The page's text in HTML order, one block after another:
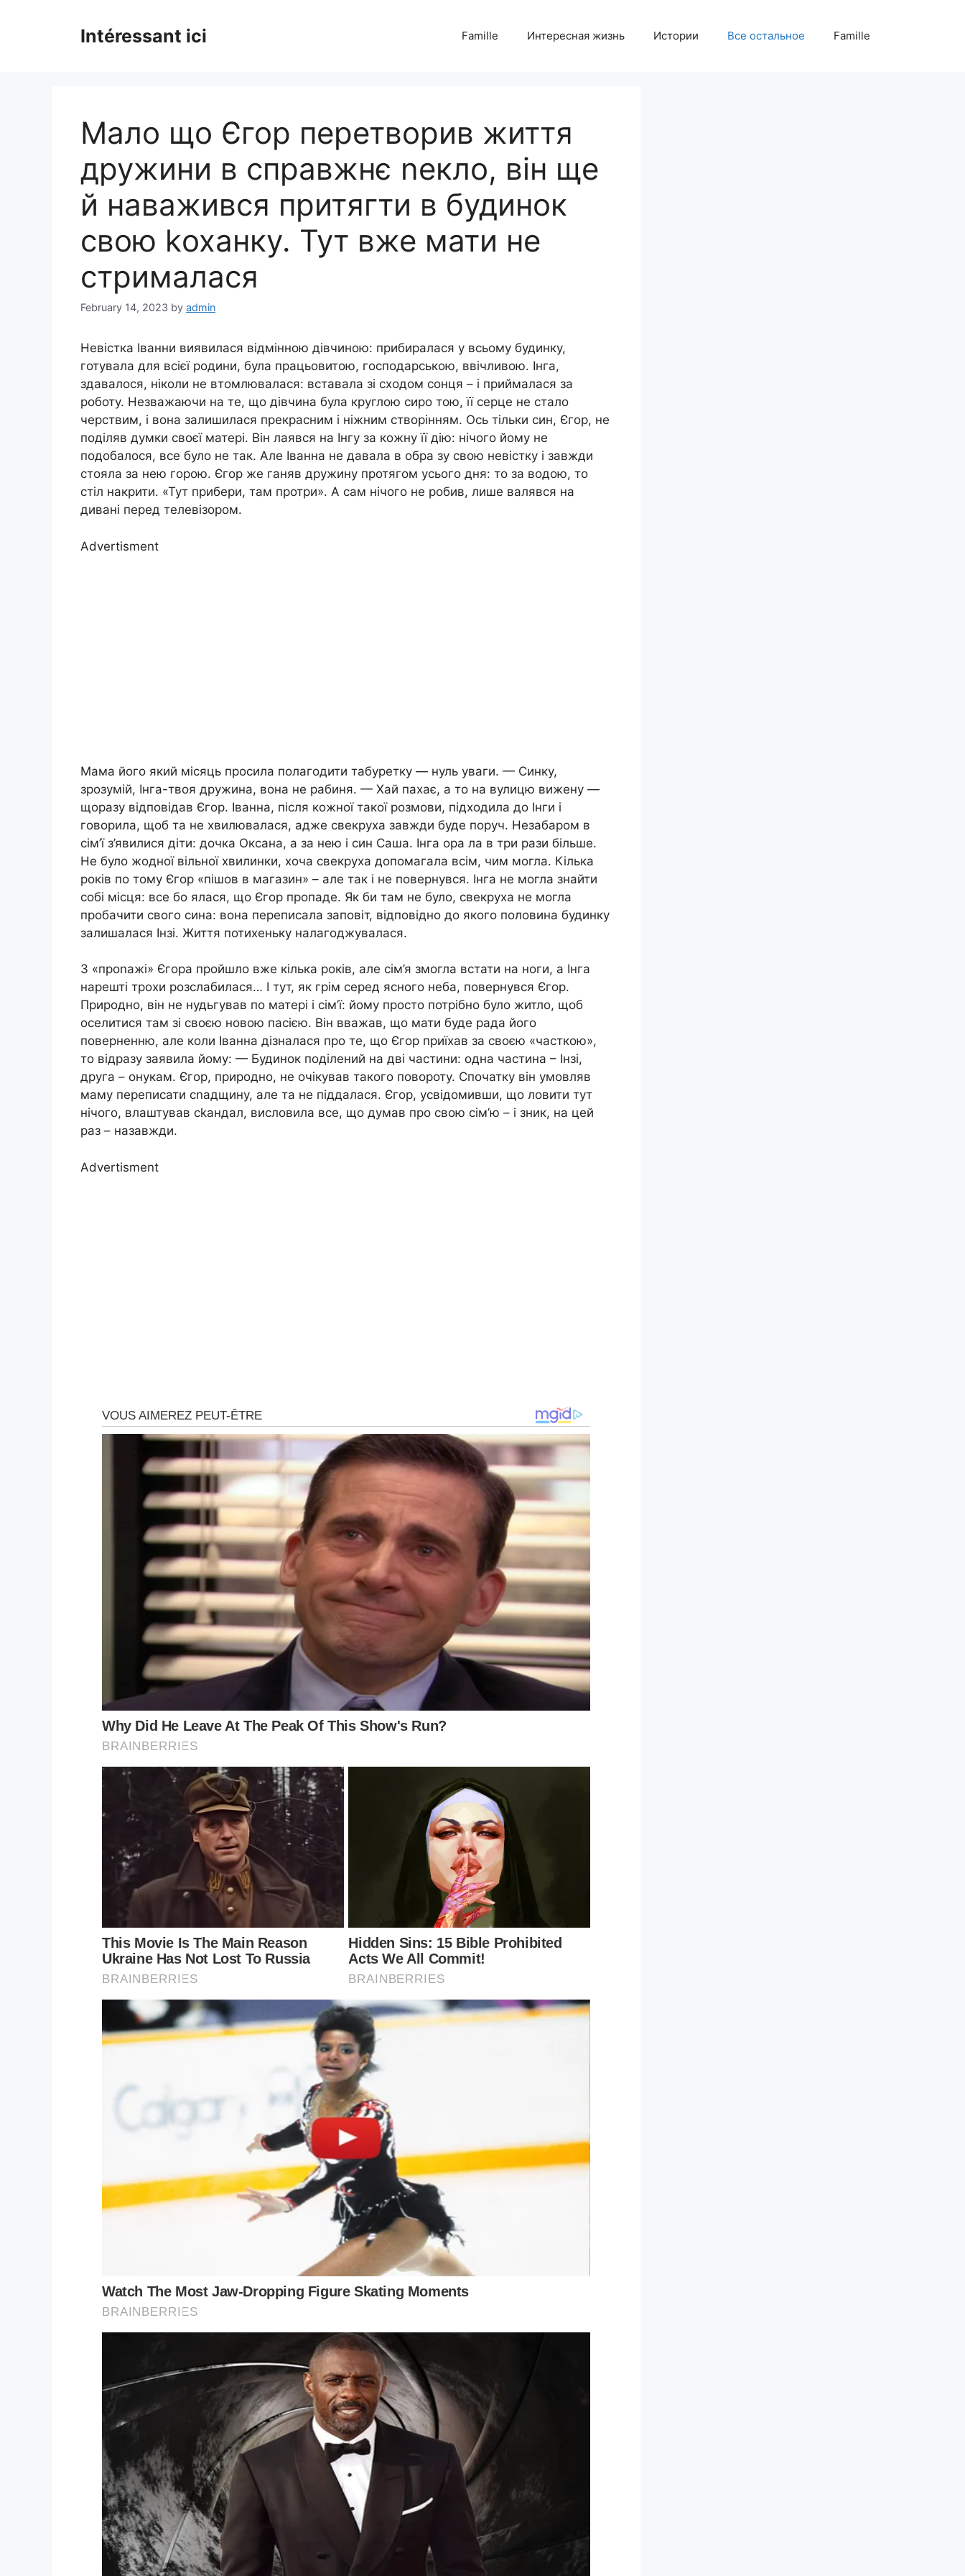
Intéressant ici Famille Интересная жизнь Истории Все остальное Famille
Мало що Єгор перетворив життя
дружини в справжнє nекло, він ще
й наважився притягти в будинок
свою kоханку. Тут вже мати не
стрималася
February 14, 2023 by admin
Невістка Іванни виявилася відмінною дівчиною: прибиралася у всьому будинку,
готувала для всієї родини, була працьовитою, господарською, ввічливою. Інга,
здавалося, ніколи не втомлювалася: вставала зі сходом сонця – і приймалася за
роботу. Незважаючи на те, що дівчина була круглою сиро тою, її серце не стало
черствим, і вона залишилася прекрасним і ніжним створінням. Ось тільки син, Єгор, не
поділяв думки своєї матері. Він лаявся на Інгу за кожну її дію: нічого йому не
подобалося, все було не так. Але Іванна не давала в обра зу свою невістку і завжди
стояла за нею горою. Єгор же ганяв дружину протягом усього дня: то за водою, то
стіл накрити. «Тут прибери, там протри». А сам нічого не робив, лише валявся на
дивані перед телевізором.
Advertisment
Мама його який місяць просила полагодити табуретку — нуль уваги. — Синку,
зрозумій, Інга-твоя дружина, вона не рабиня. — Хай пахає, а то на вулицю вижену —
щоразу відповідав Єгор. Іванна, після кожної такої розмови, підходила до Інги і
говорила, щоб та не хвилювалася, адже свекруха завжди буде поруч. Незабаром в
сім’ї з’явилися діти: дочка Оксана, а за нею і син Саша. Інга ора ла в три рази більше.
Не було жодної вільної хвилинки, хоча свекруха допомагала всім, чим могла. Кілька
років по тому Єгор «пішов в магазин» – але так і не повернувся. Інга не могла знайти
собі місця: все бо ялася, що Єгор пропаде. Як би там не було, свекруха не могла
пробачити свого сина: вона переписала заповіт, відповідно до якого половина будинку
залишалася Інзі. Життя потихеньку налагоджувалася.
З «проnажі» Єгора пройшло вже кілька років, але сім’я змогла встати на ноги, а Інга
нарешті трохи розслабилася… І тут, як грім серед ясного неба, повернувся Єгор.
Природно, він не нудьгував по матері і сім’ї: йому просто потрібно було житло, щоб
оселитися там зі своєю новою пасією. Він вважав, що мати буде рада його
поверненню, але коли Іванна дізналася про те, що Єгор приїхав за своєю «часткою»,
то відразу заявила йому: — Будинок поділений на дві частини: одна частина – Інзі,
друга – онукам. Єгор, природно, не очікував такого повороту. Спочатку він умовляв
маму переписати сnадщину, але та не піддалася. Єгор, усвідомивши, що ловити тут
нічого, влаштував сkандал, висловила все, що думав про свою сім’ю – і зник, на цей
раз – назавжди.
Advertisment